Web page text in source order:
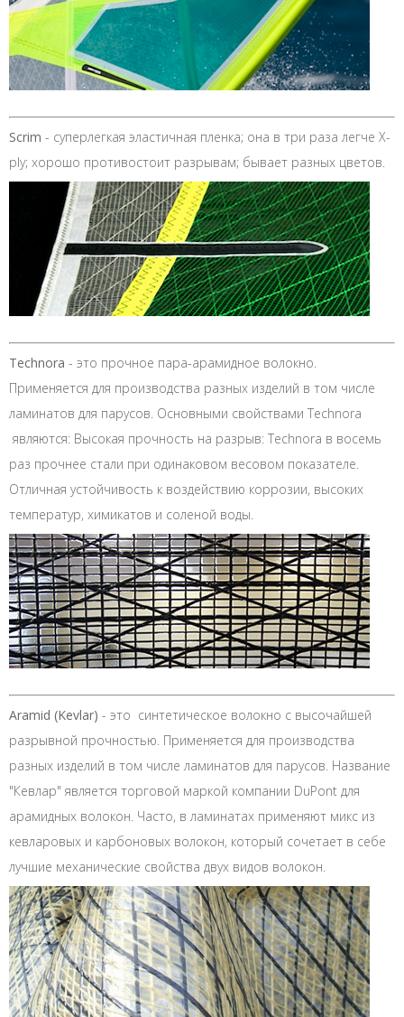
Scrim - суперлегкая эластичная пленка; она в три раза легче X-
ply; хорошо противостоит разрывам; бывает разных цветов.
Technora - это прочное пара-арамидное волокно.
Применяется для производства разных изделий в том числе
ламинатов для парусов. Основными свойствами Technora
являются: Высокая прочность на разрыв: Technora в восемь
раз прочнее стали при одинаковом весовом показателе.
Отличная устойчивость к воздействию коррозии, высоких
температур, химикатов и соленой воды.
Aramid (Kevlar) - это синтетическое волокно с высочайшей
разрывной прочностью. Применяется для производства
разных изделий в том числе ламинатов для парусов. Название
"Кевлар" является торговой маркой компании DuPont для
арамидных волокон. Часто, в ламинатах применяют микс из
кевларовых и карбоновых волокон, который сочетает в себе
лучшие механические свойства двух видов волокон.